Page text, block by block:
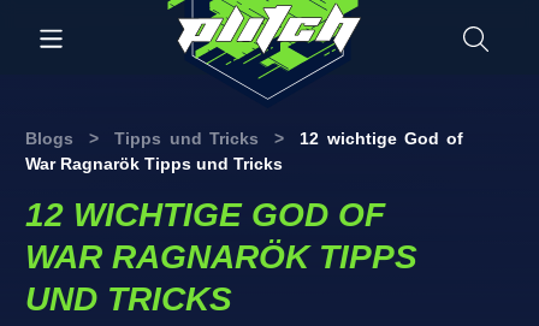
Blogs > Tipps und Tricks >
12 wichtige God of
War Ragnarök Tipps und Tricks
12 WICHTIGE GOD OF
WAR RAGNARÖK TIPPS
UND TRICKS